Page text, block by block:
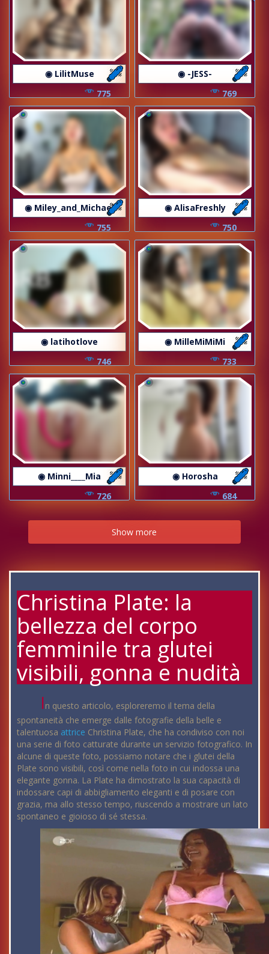
◉ LilitMuse
775
◉ -JESS-
769
◉ Miley_and_Michael
755
◉ AlisaFreshly
750
◉ latihotlove
746
◉ MilleMiMiMi
733
◉ Minni____Mia
726
◉ Horosha
684
Show more
Christina Plate: la
bellezza del corpo
femminile tra glutei
visibili, gonna e nudità
In questo articolo, esploreremo il tema della
spontaneità che emerge dalle fotografie della belle e
talentuosa attrice Christina Plate, che ha condiviso con noi
una serie di foto catturate durante un servizio fotografico. In
alcune di queste foto, possiamo notare che i glutei della
Plate sono visibili, così come nella foto in cui indossa una
elegante gonna. La Plate ha dimostrato la sua capacità di
indossare capi di abbigliamento eleganti e di posare con
grazia, ma allo stesso tempo, riuscendo a mostrare un lato
spontaneo e gioioso di sé stessa.